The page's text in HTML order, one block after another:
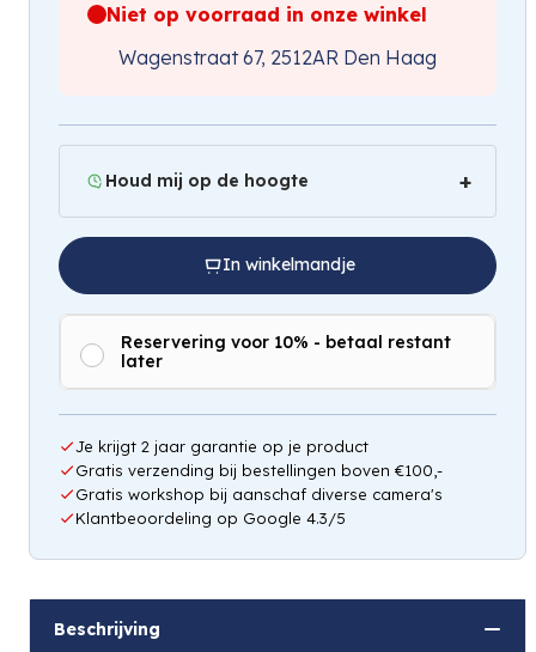
Niet op voorraad in onze winkel
Wagenstraat 67, 2512AR Den Haag
Houd mij op de hoogte
Hou mij op de hoogte
In winkelmandje
Reservering voor 10% - betaal restant
later
Je krijgt 2 jaar garantie op je product
Gratis verzending bij bestellingen boven €100,-
Gratis workshop bij aanschaf diverse camera's
Klantbeoordeling op Google 4.3/5
Beschrijving